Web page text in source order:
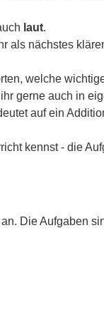
laut.
als nächstes
welche
gerne auch in
auf ein
kennst - die
Die Aufgaben